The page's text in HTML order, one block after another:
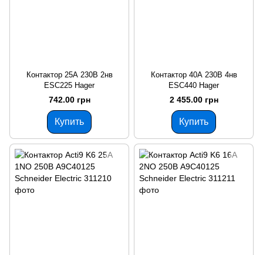
Контактор 25А 230В 2нв
ESC225 Hager
742.00 грн
Купить
Контактор 40А 230В 4нв
ESC440 Hager
2 455.00 грн
Купить